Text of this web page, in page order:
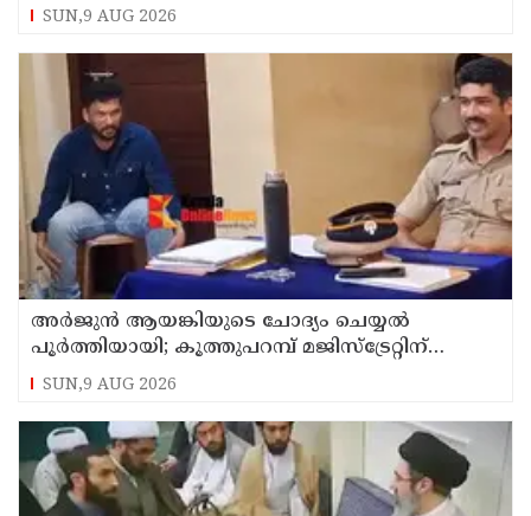
SUN,9 AUG 2026
അര്‍ജുന്‍ ആയങ്കിയുടെ ചോദ്യം ചെയ്യല്‍
പൂര്‍ത്തിയായി; കൂത്തുപറമ്പ് മജിസ്ട്രേറ്റിന്
മുൻപില്‍ ഹാജരാക്കും
SUN,9 AUG 2026